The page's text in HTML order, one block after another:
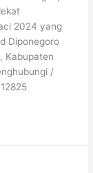
2024 yang
Diponegoro
Kabupaten
/